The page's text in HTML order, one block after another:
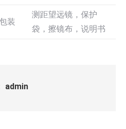
装
测距望远镜，保护
袋，擦镜布，说明书
admin